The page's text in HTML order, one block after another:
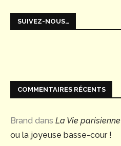
SUIVEZ-NOUS…
COMMENTAIRES RÉCENTS
Brand dans La Vie parisienne
ou la joyeuse basse-cour !